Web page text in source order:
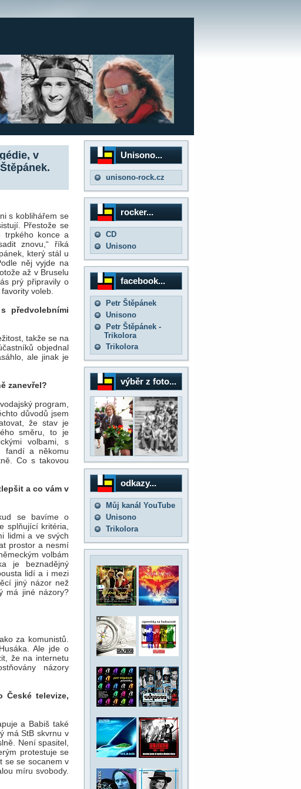
v
s koblihářem se
Přestože se
trpkého konce a
znovu,“ říká
který stál u
něj vyjde na
až v Bruselu
prý připravily o
voleb.
předvolebními
takže se na
objednal
ale jinak je
zanevřel?
program,
důvodů jsem
že stav je
směru, to je
volbami, s
fandí a někomu
Co s takovou
a co vám v
se bavíme o
splňující kritéria,
lidmi a ve svých
prostor a nesmí
volbám
je beznadějný
lidí a i mezi
jiný názor než
má jiné názory?
za komunistů.
Ale jde o
že na internetu
názory
televize,
a Babiš také
má StB skvrnu v
Není spasitel,
protestuje se
se se socanem v
míru svobody.
Unisono...
unisono-rock.cz
rocker...
CD
Unisono
facebook...
Petr Štěpánek
Unisono
Petr Štěpánek -
Trikolora
Trikolora
výběr z foto...
odkazy...
Můj kanál YouTube
Unisono
Trikolora